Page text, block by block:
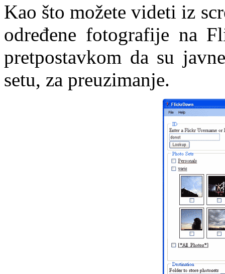
Kao što možete videti iz
određene fotografije na
pretpostavkom da su
setu, za preuzimanje.